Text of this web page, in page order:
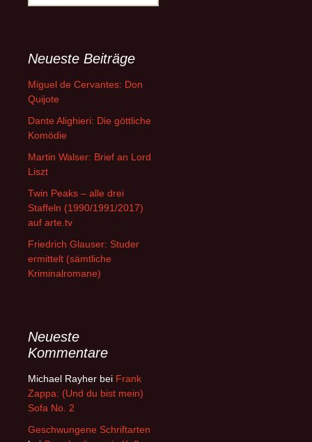
nach:
Neueste Beiträge
Miguel de Cervantes: Don
Quijote
Dante Alighieri: Die göttliche
Komödie
Martin Walser: Brief an Lord
Liszt
Twin Peaks – alle drei
Staffeln (1990/1991/2017)
auf arte.tv
Friedrich Glauser: Studer
ermittelt (sämtliche
Kriminalromane)
Neueste
Kommentare
Michael Rayher bei Frank
Zappa: (Und du bist mein)
Sofa No. 2
Geschwungene Schriftarten